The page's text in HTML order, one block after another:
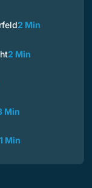
2 Min
2 Min
Min
1 Min